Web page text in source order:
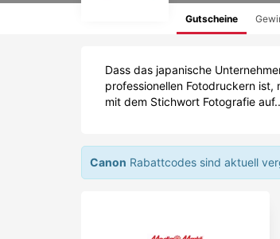
Gutscheine
Dass das japanische
professionellen Fotodruckern ist,
mit dem Stichwort Fotografie
Canon Rabattcodes sind aktuell